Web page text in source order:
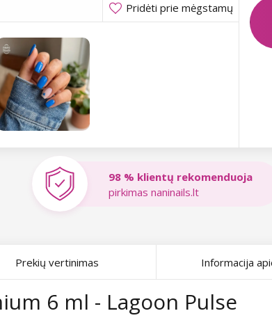
Pridėti prie mėgstamų
98 % klientų rekomenduoja
pirkimas naninails.lt
6 ml - Lagoon Pulse
Prekių vertinimas Informacija